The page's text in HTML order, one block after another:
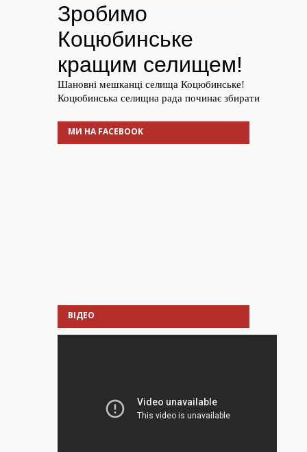
МИ НА FACEBOOK
ВІДЕО